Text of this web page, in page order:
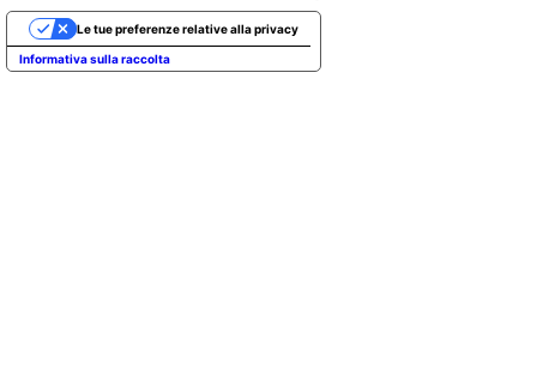
Informativa sulla raccolta
Le tue preferenze relative alla privacy